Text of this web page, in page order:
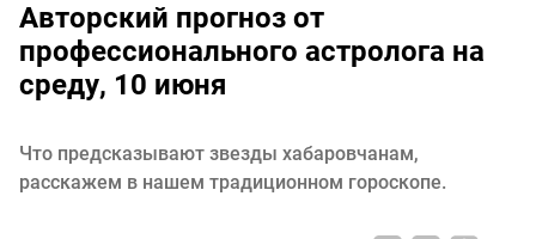
Авторский прогноз от
профессионального астролога на
среду, 10 июня
Что предсказывают звезды хабаровчанам,
расскажем в нашем традиционном гороскопе.